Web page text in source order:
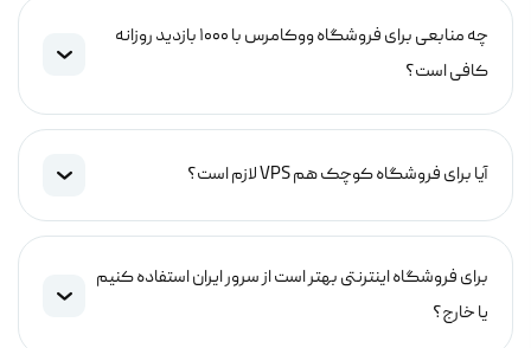
چه منابعی برای فروشگاه ووکامرس با ۱۰۰۰ بازدید روزانه
کافی است؟
آیا برای فروشگاه کوچک هم VPS لازم است؟
برای فروشگاه اینترنتی بهتر است از سرور ایران استفاده کنیم
یا خارج؟